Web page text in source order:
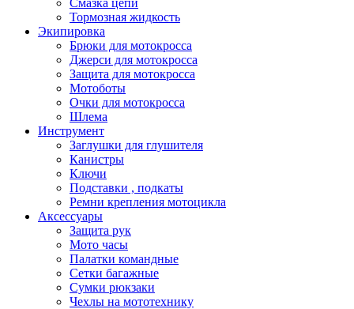
Смазка цепи
Тормозная жидкость
Экипировка
Брюки для мотокросса
Джерси для мотокросса
Защита для мотокросса
Мотоботы
Очки для мотокросса
Шлема
Инструмент
Заглушки для глушителя
Канистры
Ключи
Подставки , подкаты
Ремни крепления мотоцикла
Аксессуары
Защита рук
Мото часы
Палатки командные
Сетки багажные
Сумки рюкзаки
Чехлы на мототехнику